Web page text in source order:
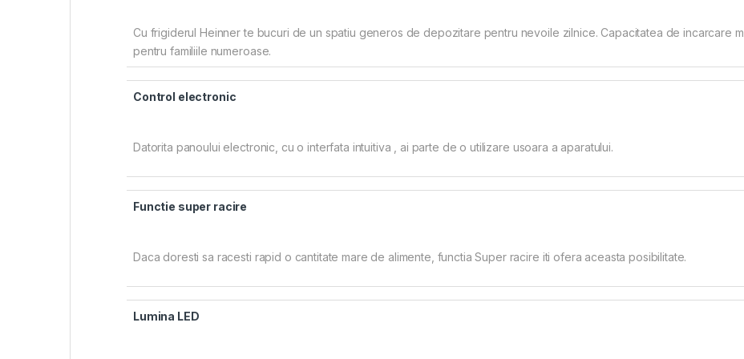
Cu frigiderul Heinner te bucuri de un spatiu generos de depozitare pentru nevoile zilnice. Capacitatea de incarcare
pentru familiile numeroase.
Control electronic
Datorita panoului electronic, cu o interfata intuitiva , ai parte de o utilizare usoara a aparatului.
Functie super racire
Daca doresti sa racesti rapid o cantitate mare de alimente, functia Super racire iti ofera aceasta posibilitate.
Lumina LED